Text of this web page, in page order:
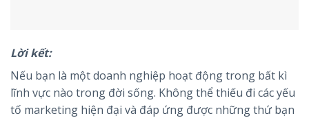
Lời kết:
Nếu bạn là một doanh nghiệp hoạt động trong bất kì
lĩnh vực nào trong đời sống. Không thể thiếu đi các yếu
tố marketing hiện đại và đáp ứng được những thứ bạn